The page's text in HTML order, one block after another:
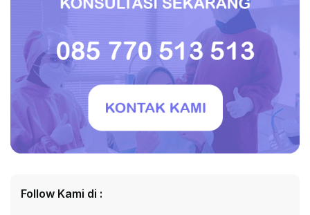
Follow Kami di :